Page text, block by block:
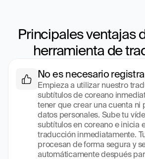
Principales ventajas
herramienta de
No es necesario
Empieza a utilizar nuestro
subtítulos de coreano
tener que crear una cuenta ni
datos personales. Sube tu
subtítulos en coreano e inicia
traducción inmediatamente.
procesan de forma segura y
automáticamente después